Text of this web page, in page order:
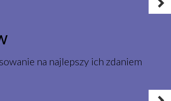
na najlepszy ich zdaniem